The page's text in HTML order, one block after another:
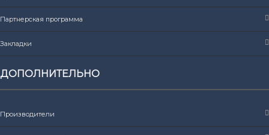
Партнерская программа
Закладки
ДОПОЛНИТЕЛЬНО
Производители